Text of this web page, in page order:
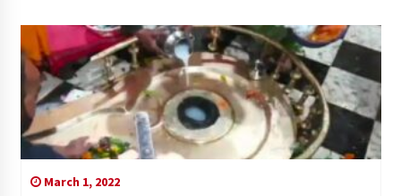
March 1, 2022